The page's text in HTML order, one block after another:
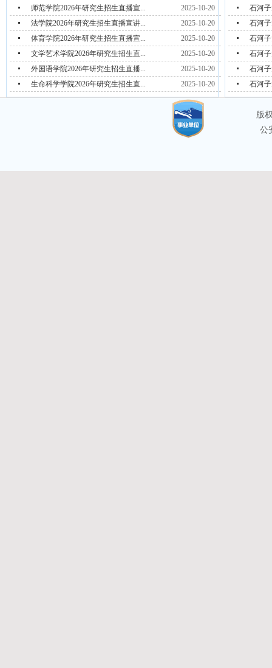
师范学院2026年研究生招生直播宣...
2025-10-20
法学院2026年研究生招生直播宣讲...
2025-10-20
体育学院2026年研究生招生直播宣...
2025-10-20
文学艺术学院2026年研究生招生直...
2025-10-20
外国语学院2026年研究生招生直播...
2025-10-20
生命科学学院2026年研究生招生直...
2025-10-20
石河
石河
石河
石河
石河
石河
版
公